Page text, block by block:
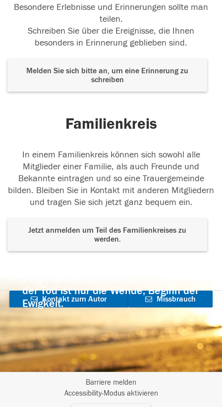
Besondere Erlebnisse und Erinnerungen sollte man
teilen.
Schreiben Sie über die Ereignisse, die Ihnen
besonders in Erinnerung geblieben sind.
Melden Sie sich bitte an, um eine Erinnerung zu
schreiben
Familienkreis
In einem Familienkreis können sich sowohl alle
Mitglieder einer Familie, als auch Freunde und
Bekannte eintragen und so eine Trauergemeinde
bilden. Bleiben Sie in Kontakt mit anderen Mitgliedern
und tragen Sie sich jetzt ganz bequem ein.
Jetzt anmelden um Teil des Familienkreises zu
werden.
der Tod ist nur die Wende, Beginn der
Ewigkeit.
Kontakt zum Autor
aufnehmen
Missbrauch
Barriere melden
Accessibility-Modus aktivieren